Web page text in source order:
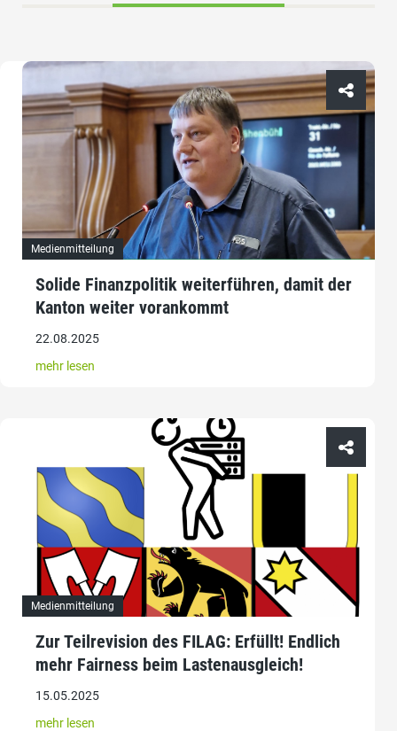
Medienmitteilung
Solide Finanzpolitik weiterführen, damit der
Kanton weiter vorankommt
22.08.2025
mehr lesen
Medienmitteilung
Zur Teilrevision des FILAG: Erfüllt! Endlich
mehr Fairness beim Lastenausgleich!
15.05.2025
mehr lesen